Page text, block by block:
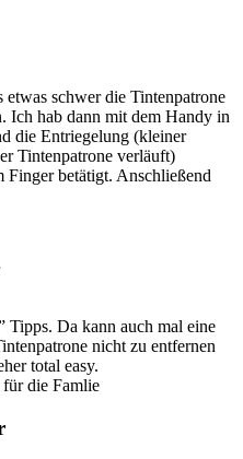
schwer die Tintenpatrone
Ich hab dann mit dem Handy in
die Entriegelung (kleiner
Tintenpatrone verläuft)
Finger betätigt. Anschließend
Tipps. Da kann auch mal eine
nicht zu entfernen
total easy.
die Famlie